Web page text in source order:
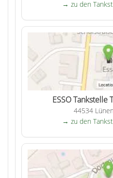
→ zu den
ESSO Tankstelle
44534
→ zu den